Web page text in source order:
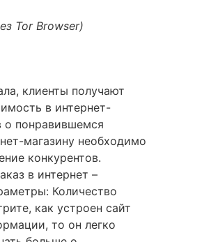
Tor Browser)
клиенты получают
в интернет-
о понравившемся
магазину необходимо
конкурентов.
в интернет –
Количество
как устроен сайт
то он легко